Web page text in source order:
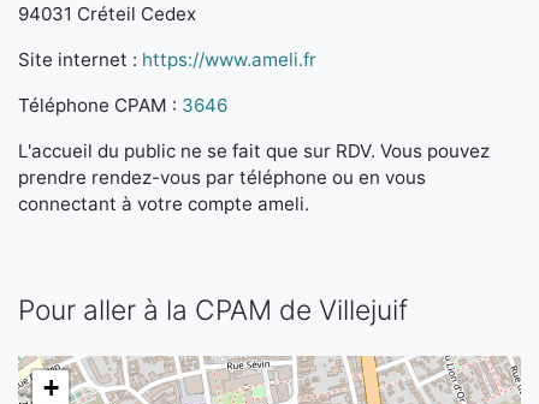
94031 Créteil Cedex
Site internet : https://www.ameli.fr
Téléphone CPAM : 3646
L'accueil du public ne se fait que sur RDV. Vous pouvez
prendre rendez-vous par téléphone ou en vous
connectant à votre compte ameli.
Pour aller à la CPAM de Villejuif
+